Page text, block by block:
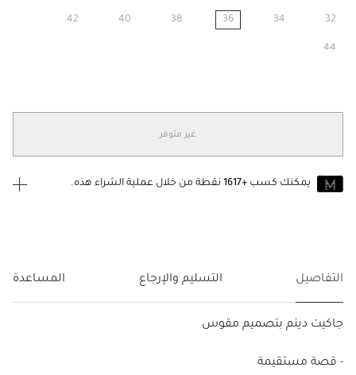
32
34
36
38
40
42
44
غير متوفر
يمكنك كسب +1617
نقطة من خلال عملية الشراء هذه.
التفاصيل التسليم والإرجاع المساعدة
جاكيت دينم بتصميم مقوس
- قصة مستقيمة